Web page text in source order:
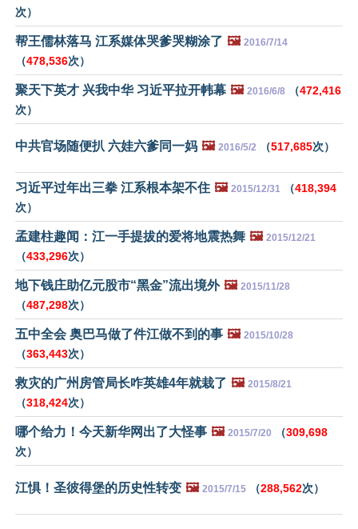
次）
帮王儒林落马 江系媒体哭爹哭糊涂了 🖼️ 2016/7/14
（478,536次）
聚天下英才 兴我中华 习近平拉开帏幕 🖼️ 2016/6/8 （472,416
次）
中共官场随便扒 六娃六爹同一妈 🖼️ 2016/5/2 （517,685次）
习近平过年出三拳 江系根本架不住 🖼️ 2015/12/31 （418,394
次）
孟建柱趣闻：江一手提拔的爱将地震热舞 🖼️ 2015/12/21
（433,296次）
地下钱庄助亿元股市“黑金”流出境外 🖼️ 2015/11/28
（487,298次）
五中全会 奥巴马做了件江做不到的事 🖼️ 2015/10/28
（363,443次）
救灾的广州房管局长咋英雄4年就栽了 🖼️ 2015/8/21
（318,424次）
哪个给力！今天新华网出了大怪事 🖼️ 2015/7/20 （309,698
次）
江惧！圣彼得堡的历史性转变 🖼️ 2015/7/15 （288,562次）